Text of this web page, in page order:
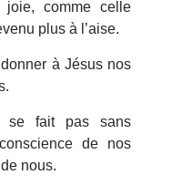
joie, comme celle
plus à l’aise.
à Jésus nos
se fait pas sans
de nos
nous.